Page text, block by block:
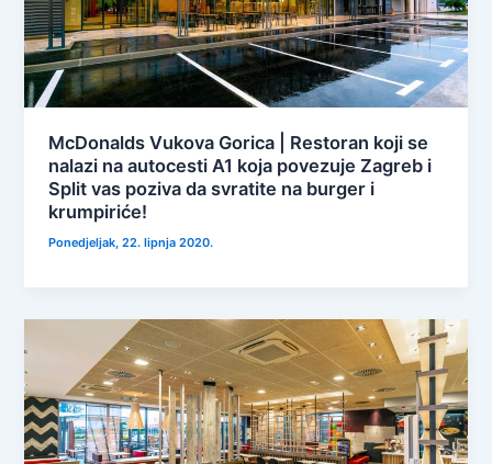
McDonalds Vukova Gorica | Restoran koji se
nalazi na autocesti A1 koja povezuje Zagreb i
Split vas poziva da svratite na burger i
krumpiriće!
Ponedjeljak, 22. lipnja 2020.